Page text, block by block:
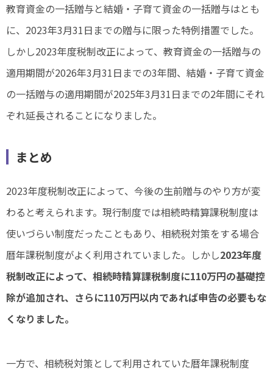
教育資金の一括贈与と結婚・子育て資金の一括贈与はとも
に、2023年3月31日までの贈与に限った特例措置でした。
しかし2023年度税制改正によって、教育資金の一括贈与の
適用期間が2026年3月31日までの3年間、結婚・子育て資金
の一括贈与の適用期間が2025年3月31日までの2年間にそれ
ぞれ延長されることになりました。
まとめ
2023年度税制改正によって、今後の生前贈与のやり方が変
わると考えられます。現行制度では相続時精算課税制度は
使いづらい制度だったこともあり、相続税対策をする場合
暦年課税制度がよく利用されていました。しかし2023年度
税制改正によって、相続時精算課税制度に110万円の基礎控
除が追加され、さらに110万円以内であれば申告の必要もな
くなりました。
一方で、相続税対策として利用されていた暦年課税制度